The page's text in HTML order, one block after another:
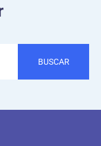
BUSCAR